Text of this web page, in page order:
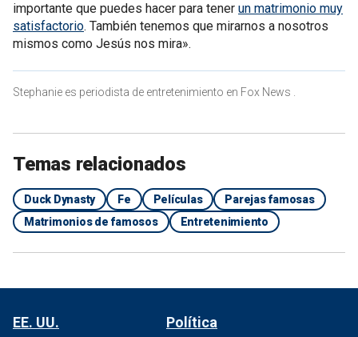
importante que puedes hacer para tener un matrimonio muy
satisfactorio. También tenemos que mirarnos a nosotros
mismos como Jesús nos mira».
Stephanie es periodista de entretenimiento en Fox News .
Temas relacionados
Duck Dynasty Fe Películas
Parejas famosas
Matrimonios de famosos
Entretenimiento
EE. UU. Política